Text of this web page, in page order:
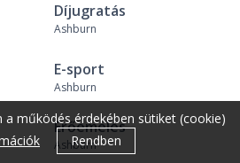
Díjugratás
Ashburn
E-sport
Ashburn
Erőemelés
Ashburn
működés érdekében sütiket (cookie)
Rendben